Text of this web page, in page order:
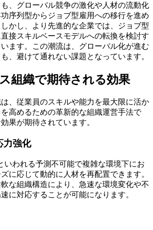
、グローバル競争の激化や人材の流動化
序列型からジョブ型雇用への移行を進め
かし、より先進的な企業では、ジョブ型
接スキルベースモデルへの転換を検討す
ます。この潮流は、グローバル化が進む
、避けて通れない課題となっています。
組織で期待される効果
、従業員のスキルや能力を最大限に活か
高めるための革新的な組織運営手法で
果が期待されています。
力強化
いわれる予測不可能で複雑な環境下にお
に応じて動的に人材を再配置できます。
な組織構造により、急速な環境変化や不
に対応することが可能になります。